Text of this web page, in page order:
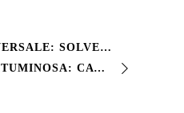
DILUENTE UNIVERSALE: SOLVENTE POLIVALENTE PER TUTTE LE STAGIONI Questo diluente polivalente rappresenta la soluzione versatile per tutti i prodotti a solvent…
VERNICE NERA BITUMINOSA: CATRAMINA IMPERMEABILIZZANTE VERSATILE Questa catramina impermeabilizzante rappresenta la soluzione economica e versatile per imprimi…